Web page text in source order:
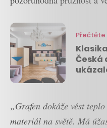
Přečtěte
Česká
„Grafen dokáže vést
materiál na světě. Má